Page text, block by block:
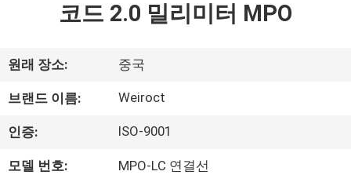
회
사
소
코드 2.0 밀리미터 MPO
원래 장소: 중국
브랜드 이름: Weiroct
인증: ISO-9001
모델 번호: MPO-LC 연결선